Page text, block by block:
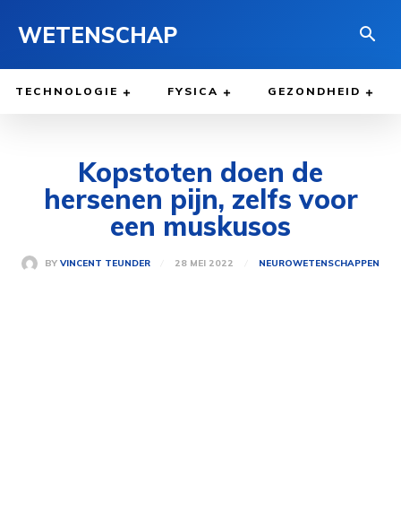
WETENSCHAP
TECHNOLOGIE FYSICA GEZONDHEID
Kopstoten doen de
hersenen pijn, zelfs voor
een muskusos
BY VINCENT TEUNDER 28 MEI 2022 NEUROWETENSCHAPPEN